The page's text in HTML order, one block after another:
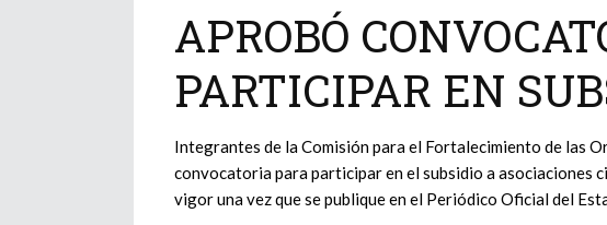
APROBÓ
PARTICIPAR EN
Integrantes de la Comisión para el Fortalecimiento de las
convocatoria para participar en el subsidio a asociaciones
vigor una vez que se publique en el Periódico Oficial del